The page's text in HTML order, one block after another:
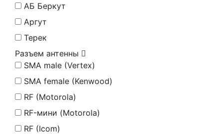
АБ Беркут
Аргут
Терек
Разъем антенны
SMA male (Vertex)
SMA female (Kenwood)
RF (Motorola)
RF-мини (Motorola)
RF (Icom)